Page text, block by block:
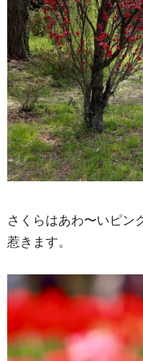
さくらはあわ〜いピン
惹きます。